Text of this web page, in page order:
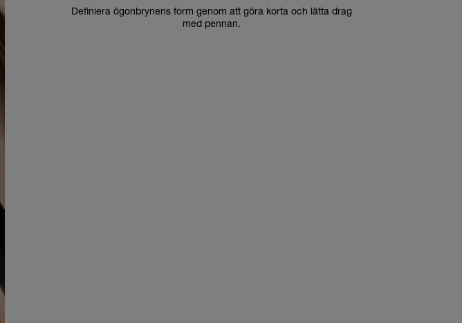
Definiera ögonbrynens form genom att göra korta och lätta drag
med pennan.